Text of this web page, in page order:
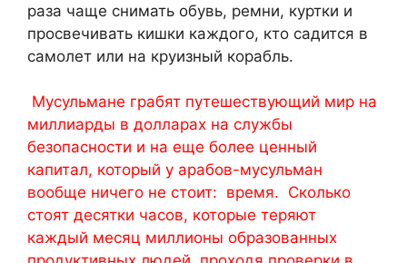
раза чаще снимать обувь, ремни, куртки и
просвечивать кишки каждого, кто садится в
самолет или на круизный корабль.
Мусульмане грабят путешествующий мир на
миллиарды в долларах на службы
безопасности и на еще более ценный
капитал, который у арабов-мусульман
вообще ничего не стоит: время. Сколько
стоят десятки часов, которые теряют
каждый месяц миллионы образованных